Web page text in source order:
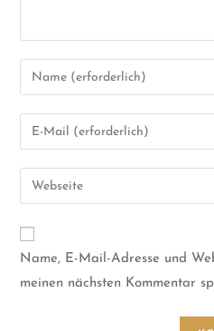
Name, E-Mail-Adresse und
meinen nächsten Kommentar